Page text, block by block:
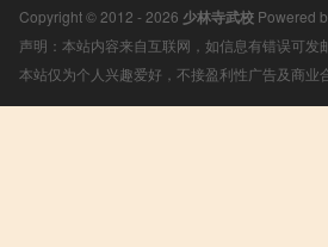
Copyright © 2012 - 2026 少林寺武校 Powered
声明：本站内容来自互联网，如信息有错误可
本站仅为个人兴趣爱好，不接盈利性广告及商业